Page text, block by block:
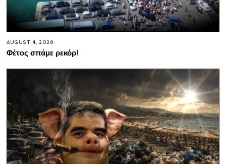
AUGUST 4, 2026
Φέτος σπάμε ρεκόρ!